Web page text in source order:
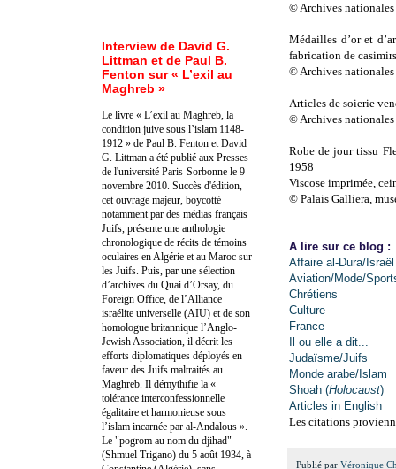
© Archives
Médailles d’or et
fabrication de
© Archives
Articles de soierie
© Archives
Robe de jour tissu
1958
Viscose imprimée,
© Palais Galliera,
A lire sur ce blog :
Affaire al-Dura/Israël
Aviation/Mode/
Chrétiens
Culture
France
Il ou elle a dit...
Judaïsme/Juifs
Monde arabe/Islam
Shoah (Holocaust)
Articles in English
Les citations
Publié par Véronique
Interview de David G.
Littman et de Paul B.
Fenton sur « L’exil au
Maghreb »
Le livre « L’exil au Maghreb, la
condition juive sous l’islam 1148-
1912 » de Paul B. Fenton et David
G. Littman a été publié aux Presses
de l'université Paris-Sorbonne le 9
novembre 2010. Succès d'édition,
cet ouvrage majeur, boycotté
notamment par des médias français
Juifs, présente une anthologie
chronologique de récits de témoins
oculaires en Algérie et au Maroc sur
les Juifs. Puis, par une sélection
d’archives du Quai d’Orsay, du
Foreign Office, de l’Alliance
israélite universelle (AIU) et de son
homologue britannique l’Anglo-
Jewish Association, il décrit les
efforts diplomatiques déployés en
faveur des Juifs maltraités au
Maghreb. Il démythifie la «
tolérance interconfessionnelle
égalitaire et harmonieuse sous
l’islam incarnée par al-Andalous ».
Le "pogrom au nom du djihad"
(Shmuel Trigano) du 5 août 1934, à